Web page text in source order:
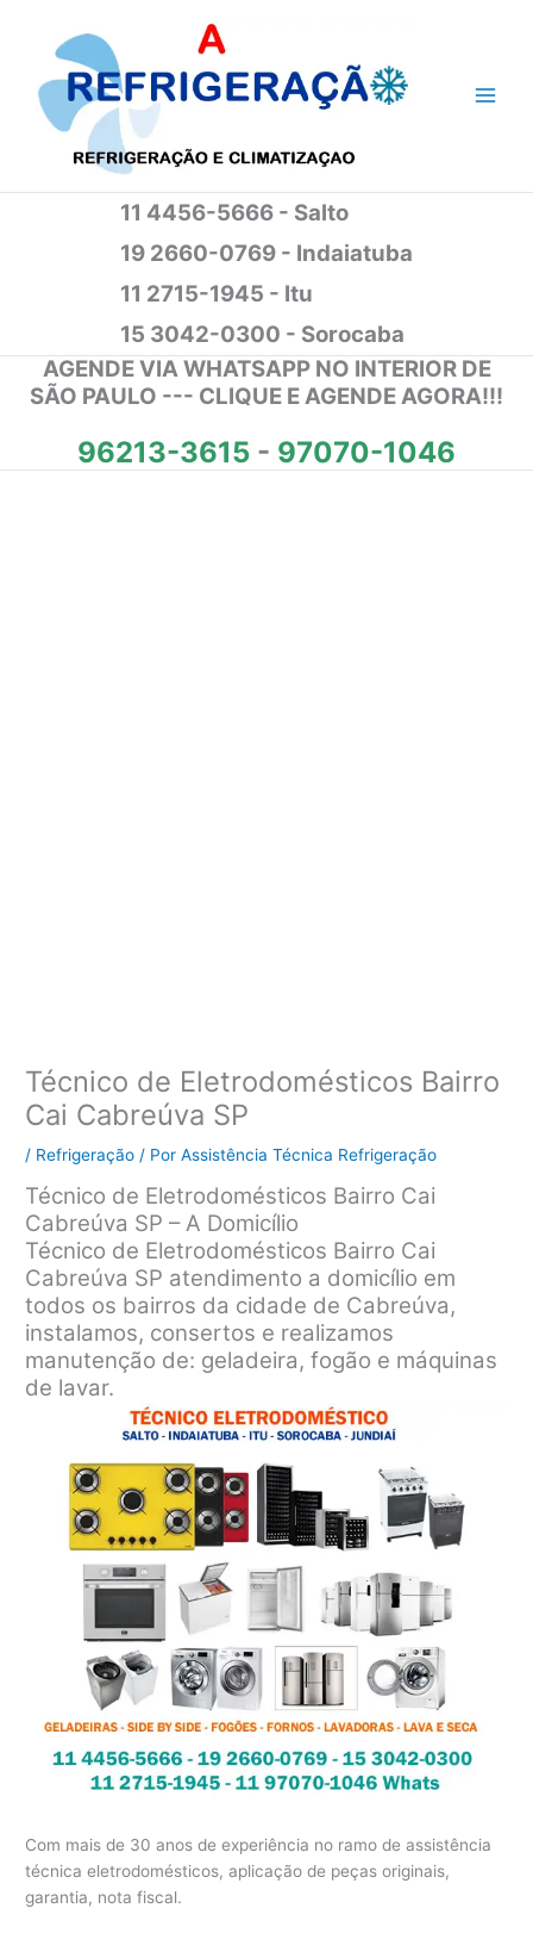
conteúdo
11 4456-5666 - Salto
19 2660-0769 - Indaiatuba
11 2715-1945 - Itu
15 3042-0300 - Sorocaba
AGENDE VIA WHATSAPP NO INTERIOR DE
SÃO PAULO --- CLIQUE E AGENDE AGORA!!!
96213-3615 - 97070-1046
Técnico de Eletrodomésticos Bairro
Cai Cabreúva SP
/ Refrigeração / PorAssistência Técnica Refrigeração
Técnico de Eletrodomésticos Bairro Cai
Cabreúva SP – A Domicílio
Técnico de Eletrodomésticos Bairro Cai
Cabreúva SP atendimento a domicílio em
todos os bairros da cidade de Cabreúva,
instalamos, consertos e realizamos
manutenção de: geladeira, fogão e máquinas
de lavar.
Com mais de 30 anos de experiência no ramo de assistência
técnica eletrodomésticos, aplicação de peças originais,
garantia, nota fiscal.